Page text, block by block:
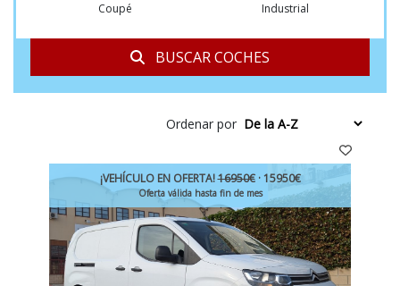
Coupé Industrial
BUSCAR COCHES
Ordenar por
¡VEHÍCULO EN OFERTA!16950€· 15950€
Oferta válida hasta fin de mes